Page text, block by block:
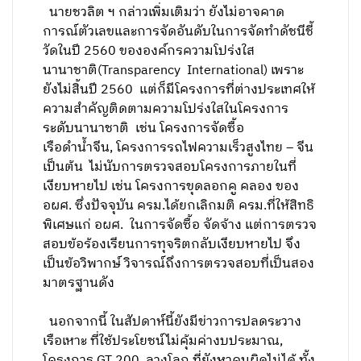
นายชวลิต ฯ กล่าวเพิ่มเติมว่า ยังไม่อาจคาด
การณ์ตัวเลขและการจัดอันดับในการจัดทำดัชนีชี้
วัดในปี 2560 ขององค์กรความโปร่งใส
นานาชาติ(Transparency International) เพราะ
ยังไม่สิ้นปี 2560 แต่ก็มีโครงการที่ต่างประเทศให้
ความสำคัญติดตามความโปร่งใสในโครงการ
ระดับนานาชาติ เช่น โครงการจัดซื้อ
เรือดำน้ำจีน, โครงการรถไฟความเร็วสูงไทย – จีน
เป็นต้น ไม่นับการตรวจสอบโครงการภายในที่
เงียบหายไป เช่น โครงการขุดลอกคู คลอง ของ
อผศ. ซึ่งปัจจุบัน ครม.ได้ยกเลิกมติ ครม.ที่ให้สิทธิ
พิเศษแก่ อผศ. ในการจัดซื้อ จัดจ้าง แต่การตรวจ
สอบข้อร้องเรียนการทุจริตกลับเงียบหายไป จึง
เป็นข้อวิพากษ์ วิจารณ์ถึงการตรวจสอบที่เป็นสอง
มาตรฐานดัง
นอกจากนี้ ในสัปดาห์นี้ยังมีข่าวการปลดระวาง
เรือเหาะ ที่ใช้ประโยชน์ไม่คุ้มค่างบประมาณ,